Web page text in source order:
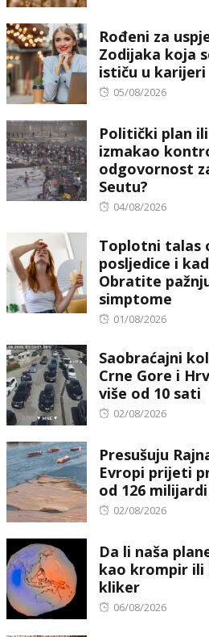
Rođeni za
Zodijaka koja
ističu u karijeri
Posted
05/08/2026
Politički plan
izmakao
odgovornost
Seutu?
Posted
04/08/2026
Toplotni talas
posljedice i
Obratite
simptome
Posted
01/08/2026
Saobraćajni
Crne Gore i
više od 10 sati
Posted
02/08/2026
Presušuju
Evropi prijeti
od 126
Posted
02/08/2026
Da li naša
kao krompir ili
kliker
Posted
06/08/2026